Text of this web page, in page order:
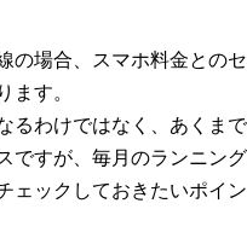
の場合、スマホ料金とのセ
ます。
るわけではなく、 あくまで
ですが、毎月のランニング
ェックしておきたいポイン